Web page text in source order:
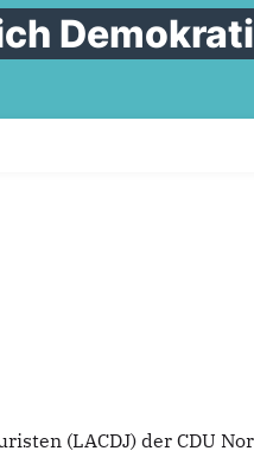
(LACDJ) der CDU